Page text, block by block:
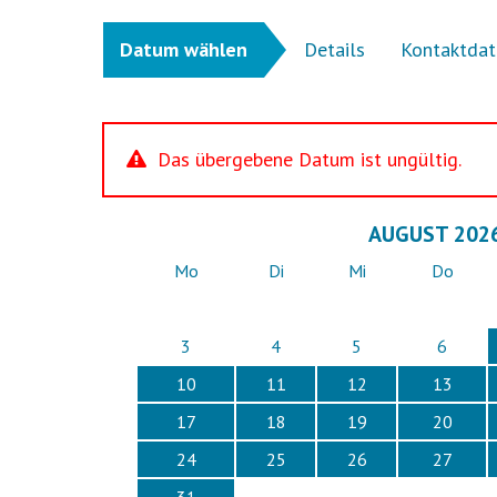
Datum wählen Details
Das übergebene Datum ist ungültig.
AUGUST
Mo Di Mi Do
3 4 5
6
10
11 12
13
17
18 19
20
24
25 26
27